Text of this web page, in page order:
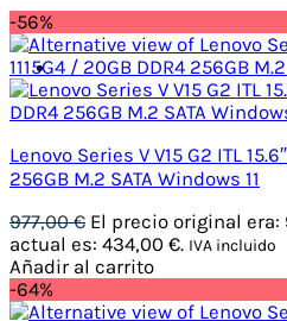
-56%
Lenovo Series V V15 G2 ITL
256GB M.2 SATA Windows 11
977,00€ El precio original era:
actual es: 434,00 €. IVA incluido
Añadir al carrito
-64%